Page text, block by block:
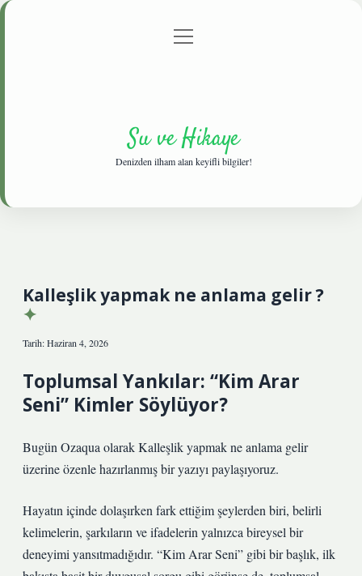
Gizlilik Politikası
menüyü
Su ve Hikaye
Denizden ilham alan keyifli bilgiler!
Kalleşlik yapmak ne anlama gelir ?
Tarih: Haziran 4, 2026
Toplumsal Yankılar: “Kim Arar
Seni” Kimler Söylüyor?
Bugün Ozaqua olarak Kalleşlik yapmak ne anlama gelir
üzerine özenle hazırlanmış bir yazıyı paylaşıyoruz.
Hayatın içinde dolaşırken fark ettiğim şeylerden biri, belirli
kelimelerin, şarkıların ve ifadelerin yalnızca bireysel bir
deneyimi yansıtmadığıdır. “Kim Arar Seni” gibi bir başlık, ilk